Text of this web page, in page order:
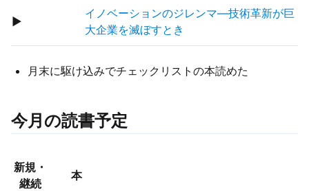
▶
イノベーションのジレンマ―技術革新が巨
大企業を滅ぼすとき
月末に駆け込みでチェックリストの本読めた
今月の読書予定
新規・
継続
本